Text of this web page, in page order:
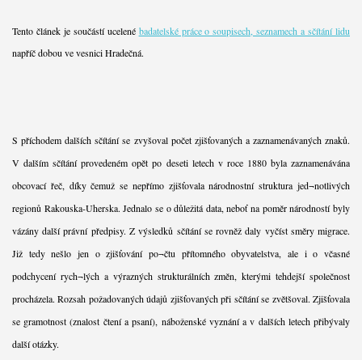
Tento článek je součástí ucelené badatelské práce o soupisech, seznamech a sčítání lidu
napříč dobou ve vesnici Hradečná.
S příchodem dalších sčítání se zvyšoval počet zjišťovaných a zaznamenávaných znaků.
V dalším sčítání provedeném opět po deseti letech v roce 1880 byla zaznamenávána
obcovací řeč, díky čemuž se nepřímo zjišťovala národnostní struktura jed¬notlivých
regionů Rakouska-Uherska. Jednalo se o důležitá data, neboť na poměr národností byly
vázány další právní předpisy. Z výsledků sčítání se rovněž daly vyčíst směry migrace.
Již tedy nešlo jen o zjišťování po¬čtu přítomného obyvatelstva, ale i o včasné
podchycení rych¬lých a výrazných strukturálních změn, kterými tehdejší společnost
procházela. Rozsah požadovaných údajů zjišťovaných při sčítání se zvětšoval. Zjišťovala
se gramotnost (znalost čtení a psaní), náboženské vyznání a v dalších letech přibývaly
další otázky.